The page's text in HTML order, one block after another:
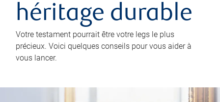
héritage durable
Votre testament pourrait être votre legs le plus
précieux. Voici quelques conseils pour vous aider à
vous lancer.